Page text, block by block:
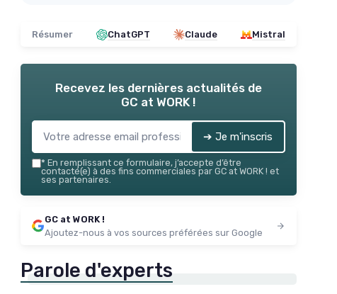
Résumer ChatGPT Claude Mistral
Recevez les dernières actualités de
GC at WORK !
➔ Je m'inscris
* En remplissant ce formulaire, j’accepte d’être
contacté(e) à des fins commerciales par GC at WORK ! et
ses partenaires.
GC at WORK !
Ajoutez-nous à vos sources préférées sur Google
Parole d'experts